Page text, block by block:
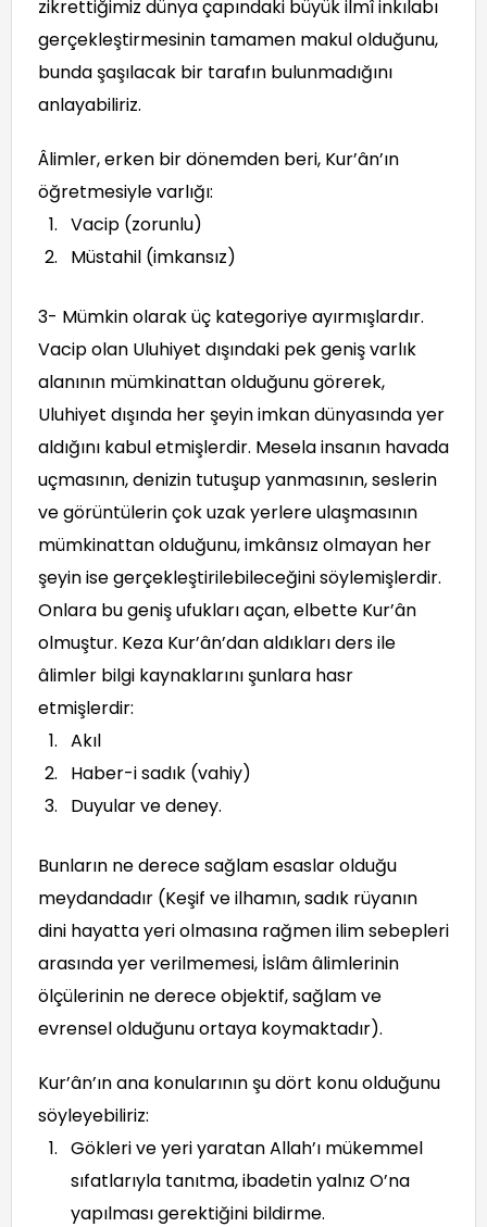
zikrettiğimiz dünya çapındaki büyük ilmî inkılabı
gerçekleştirmesinin tamamen makul olduğunu,
bunda şaşılacak bir tarafın bulunmadığını
anlayabiliriz.
Âlimler, erken bir dönemden beri, Kur’ân’ın
öğretmesiyle varlığı:
Vacip (zorunlu)
Müstahil (imkansız)
3- Mümkin olarak üç kategoriye ayırmışlardır.
Vacip olan Uluhiyet dışındaki pek geniş varlık
alanının mümkinattan olduğunu görerek,
Uluhiyet dışında her şeyin imkan dünyasında yer
aldığını kabul etmişlerdir. Mesela insanın havada
uçmasının, denizin tutuşup yanmasının, seslerin
ve görüntülerin çok uzak yerlere ulaşmasının
mümkinattan olduğunu, imkânsız olmayan her
şeyin ise gerçekleştirilebileceğini söylemişlerdir.
Onlara bu geniş ufukları açan, elbette Kur’ân
olmuştur. Keza Kur’ân’dan aldıkları ders ile
âlimler bilgi kaynaklarını şunlara hasr
etmişlerdir:
Akıl
Haber-i sadık (vahiy)
Duyular ve deney.
Bunların ne derece sağlam esaslar olduğu
meydandadır (Keşif ve ilhamın, sadık rüyanın
dini hayatta yeri olmasına rağmen ilim sebepleri
arasında yer verilmemesi, İslâm âlimlerinin
ölçülerinin ne derece objektif, sağlam ve
evrensel olduğunu ortaya koymaktadır).
Kur’ân’ın ana konularının şu dört konu olduğunu
söyleyebiliriz:
Gökleri ve yeri yaratan Allah’ı mükemmel
sıfatlarıyla tanıtma, ibadetin yalnız O’na
yapılması gerektiğini bildirme.